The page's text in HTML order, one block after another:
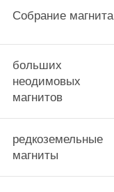
Собрание магнита
больших
неодимовых
магнитов
редкоземельные
магниты